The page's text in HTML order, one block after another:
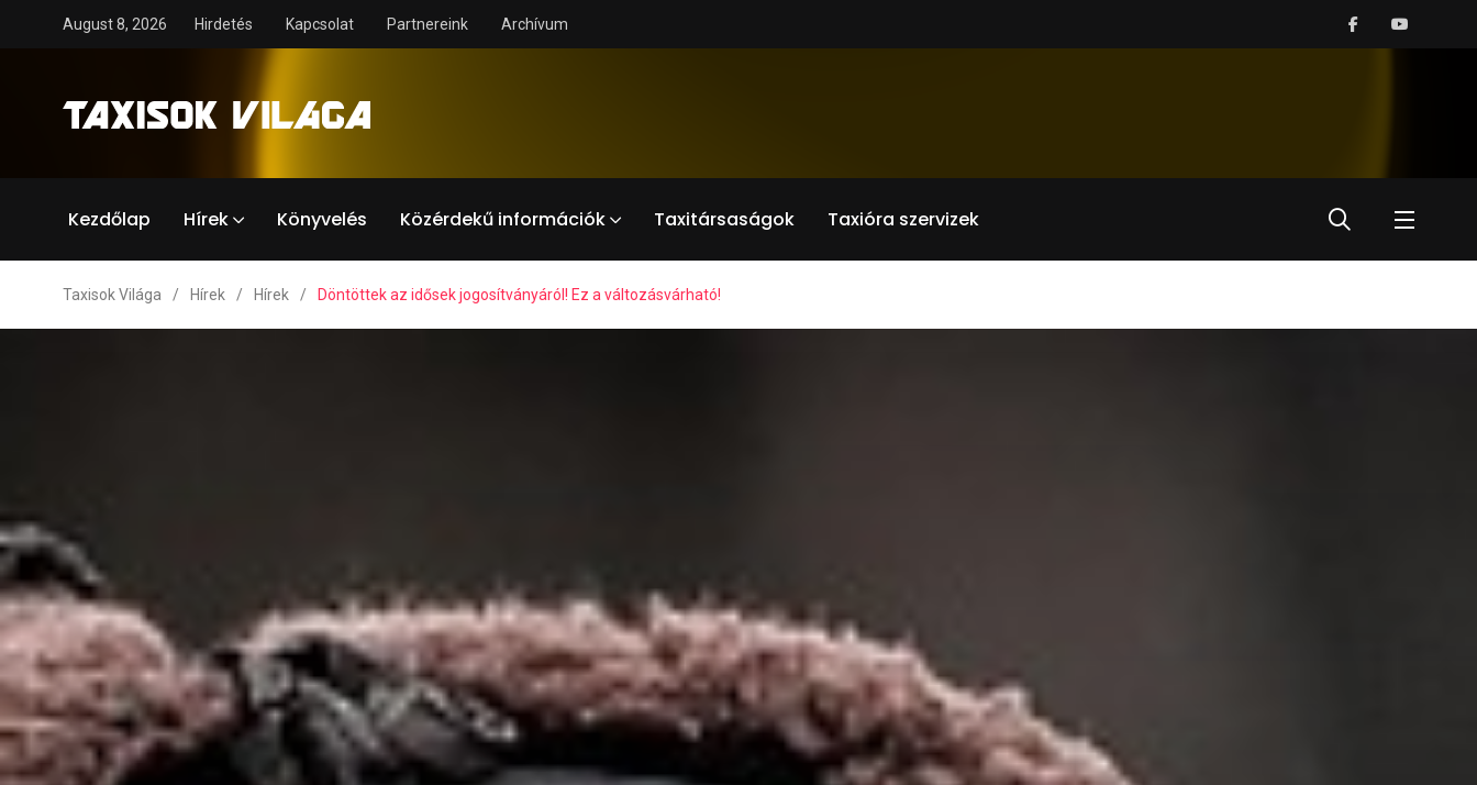
August 8, 2026 Hirdetés Kapcsolat Partnereink Archívum
Kezdőlap Hírek Könyvelés Közérdekű információk Taxitársaságok Taxióra szervizek
Taxisok Világa / Hírek / Hírek / Döntöttek az idősek jogosítványáról! Ez a változásvárható!